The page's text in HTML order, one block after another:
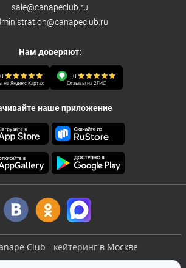
sale@canapeclub.ru
Нам доверяют:
на Яндекс Картах
5,0
Отзывы на 2ГИС
наше приложение
Club - кейтеринг в Москве